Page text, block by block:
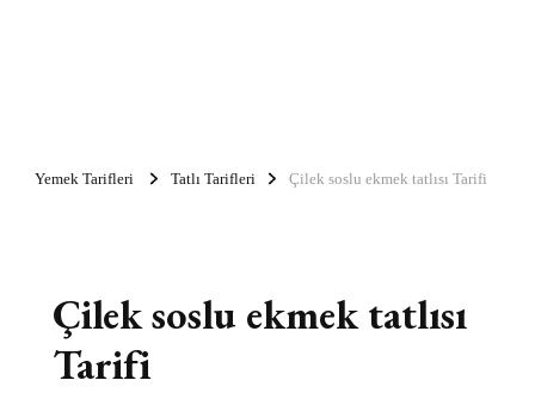
Yemek Tarifleri Tatlı Tarifleri Çilek soslu ekmek tatlısı Tarifi
Çilek soslu ekmek tatlısı
Tarifi